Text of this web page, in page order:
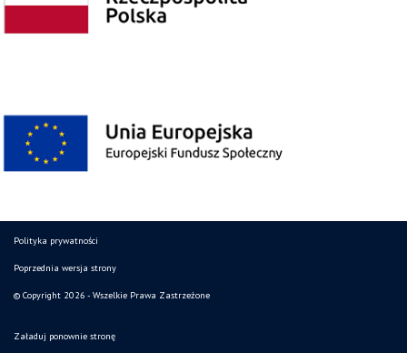
Polityka prywatności
Poprzednia wersja strony
© Copyright 2026 - Wszelkie Prawa Zastrzeżone
Załaduj ponownie stronę